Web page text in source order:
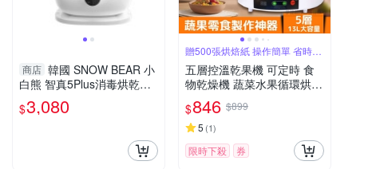
商店 韓國 SNOW BEAR 小
白熊 智真5Plus消毒烘乾蒸
食鍋|果乾機|優格機|消毒鍋|
烘乾鍋
$3,080
贈500張烘焙紙 操作簡單 省時省
力
五層控溫乾果機 可定時 食
物乾燥機 蔬菜水果循環烘乾
機
$846 $899
5 (1)
限時下殺 券